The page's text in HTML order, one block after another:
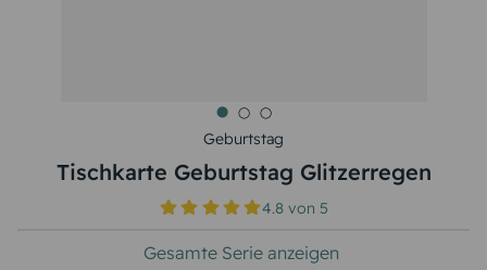
Geburtstag
Tischkarte Geburtstag Glitzerregen
4.8 von5
Gesamte Serie anzeigen